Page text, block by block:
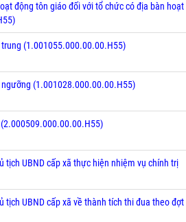
động tôn giáo đối với tổ chức có địa bàn
(1.001055.000.00.00.H55)
(1.001028.000.00.00.H55)
tịch UBND cấp xã thực hiện nhiệm vụ chính trị
tịch UBND cấp xã về thành tích thi đua theo